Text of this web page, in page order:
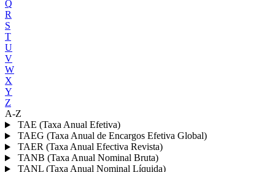
Q
R
S
T
U
V
W
X
Y
Z
A-Z
TAE (Taxa Anual Efetiva)
TAEG (Taxa Anual de Encargos Efetiva Global)
TAER (Taxa Anual Efectiva Revista)
TANB (Taxa Anual Nominal Bruta)
TANL (Taxa Anual Nominal Líquida)